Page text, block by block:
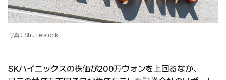
写真：Shutterstock
SKハイニックスの株価が200万ウォンを上回るなか、